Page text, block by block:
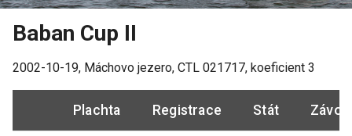
Baban Cup II
2002-10-19, Máchovo jezero, CTL 021717, koeficient 3
Plachta Registrace Stát